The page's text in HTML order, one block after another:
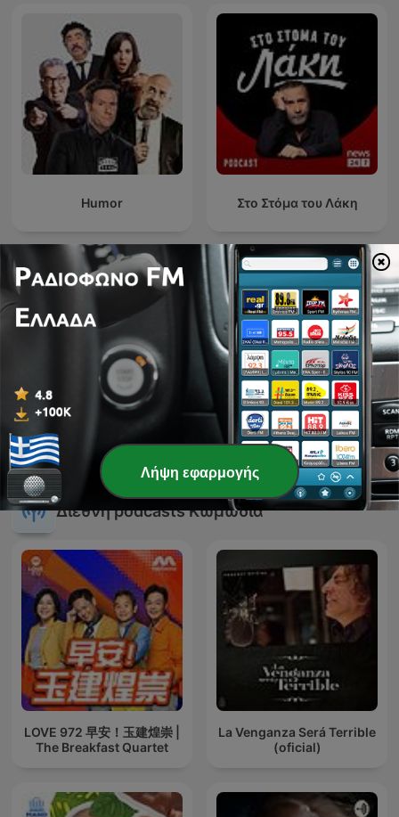
Humor Στο Στόμα του Λάκη
Ένα (podcast) με απ' όλα,
με τον Γιώργο Βαγιάτα.
Friday Night Comedy from
BBC Radio 4
Διεθνή podcasts Κωμωδία
LOVE 972 早安！玉建煌崇 |
The Breakfast Quartet
La Venganza Será Terrible
(oficial)
Λήψη εφαρμογής